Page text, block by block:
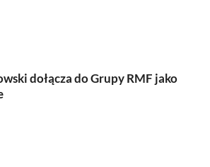
dołącza do Grupy RMF jako